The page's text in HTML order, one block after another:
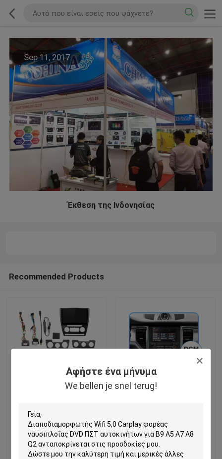
Αφήστε ένα μήνυμα
We bellen je snel terug!
Sep 11, 2017
Έκθεση της Ινδονησίας
Recommended Products
ναυσιπλοΐας DVD ΠΣΤ 10
αυτοκινήτων DIN
αρρενωπός
Αποστολή
ασύρματο Carplay
Dongle Carlinkit
Αποστολή